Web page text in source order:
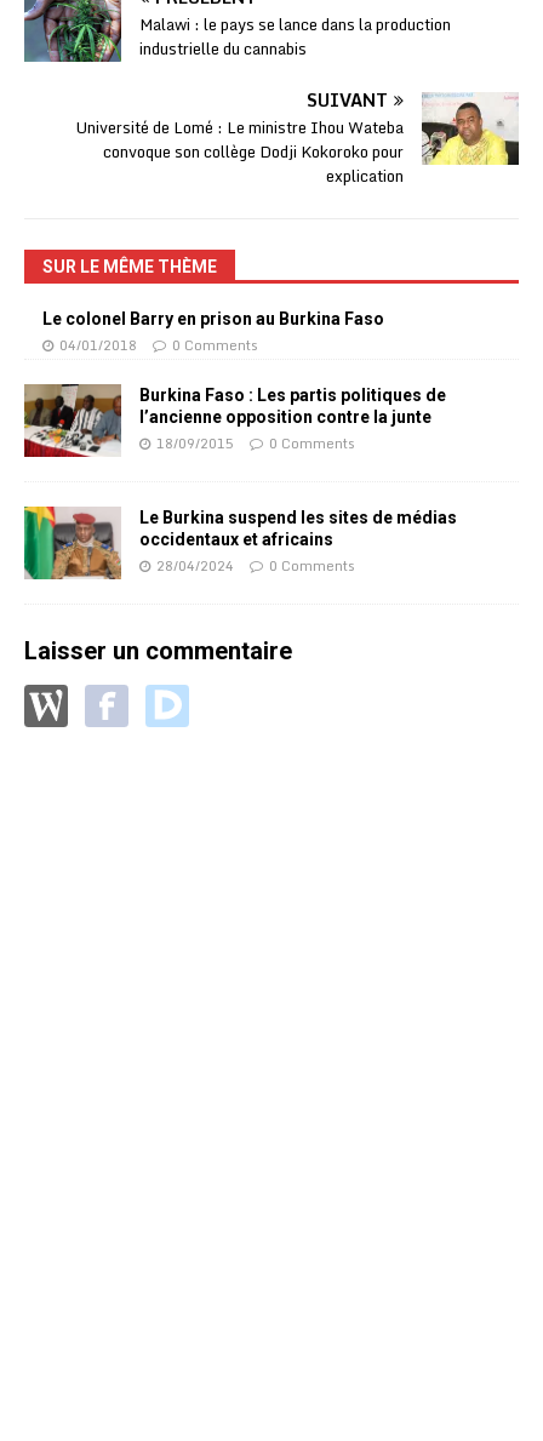
Malawi : le pays se lance dans la production
industrielle du cannabis
SUIVANT
Université de Lomé : Le ministre Ihou Wateba
convoque son collège Dodji Kokoroko pour
explication
SUR LE MÊME THÈME
Le colonel Barry en prison au Burkina Faso
04/01/2018 0 Comments
Burkina Faso : Les partis politiques de
l’ancienne opposition contre la junte
18/09/2015 0 Comments
Le Burkina suspend les sites de médias
occidentaux et africains
28/04/2024 0 Comments
Laisser un commentaire